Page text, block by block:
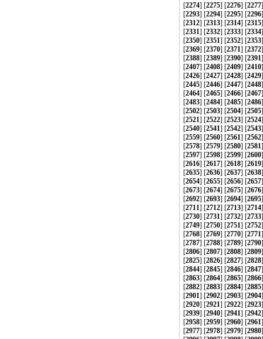
[2274] [2275] [2276] [2277
[2293] [2294] [2295] [2296
[2312] [2313] [2314] [2315
[2331] [2332] [2333] [2334
[2350] [2351] [2352] [2353
[2369] [2370] [2371] [2372
[2388] [2389] [2390] [2391
[2407] [2408] [2409] [2410
[2426] [2427] [2428] [2429
[2445] [2446] [2447] [2448
[2464] [2465] [2466] [2467
[2483] [2484] [2485] [2486
[2502] [2503] [2504] [2505
[2521] [2522] [2523] [2524
[2540] [2541] [2542] [2543
[2559] [2560] [2561] [2562
[2578] [2579] [2580] [2581
[2597] [2598] [2599] [2600
[2616] [2617] [2618] [2619
[2635] [2636] [2637] [2638
[2654] [2655] [2656] [2657
[2673] [2674] [2675] [2676
[2692] [2693] [2694] [2695
[2711] [2712] [2713] [2714
[2730] [2731] [2732] [2733
[2749] [2750] [2751] [2752
[2768] [2769] [2770] [2771
[2787] [2788] [2789] [2790
[2806] [2807] [2808] [2809
[2825] [2826] [2827] [2828
[2844] [2845] [2846] [2847
[2863] [2864] [2865] [2866
[2882] [2883] [2884] [2885
[2901] [2902] [2903] [2904
[2920] [2921] [2922] [2923
[2939] [2940] [2941] [2942
[2958] [2959] [2960] [2961
[2977] [2978] [2979] [2980